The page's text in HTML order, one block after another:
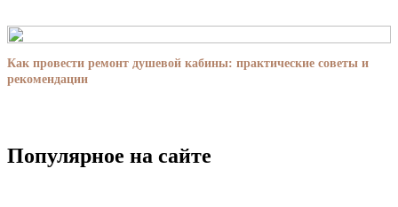
Как провести ремонт душевой кабины: практические советы и
рекомендации
Популярное на сайте